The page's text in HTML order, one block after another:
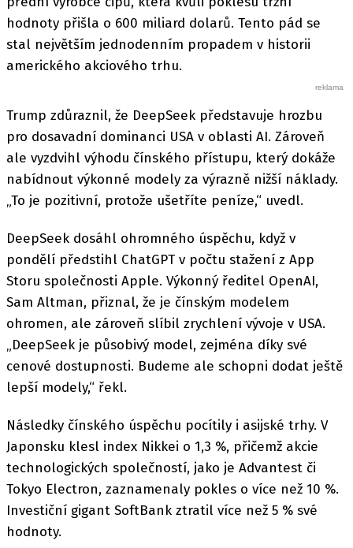
hodnoty přišla o 600 miliard dolarů. Tento pád se
stal největším jednodenním propadem v historii
amerického akciového trhu.
Trump zdůraznil, že DeepSeek představuje hrozbu
pro dosavadní dominanci USA v oblasti AI. Zároveň
ale vyzdvihl výhodu čínského přístupu, který dokáže
nabídnout výkonné modely za výrazně nižší náklady.
„To je pozitivní, protože ušetříte peníze,“ uvedl.
DeepSeek dosáhl ohromného úspěchu, když v
pondělí předstihl ChatGPT v počtu stažení z App
Storu společnosti Apple. Výkonný ředitel OpenAI,
Sam Altman, přiznal, že je čínským modelem
ohromen, ale zároveň slíbil zrychlení vývoje v USA.
„DeepSeek je působivý model, zejména díky své
cenové dostupnosti. Budeme ale schopni dodat ještě
lepší modely,“ řekl.
Následky čínského úspěchu pocítily i asijské trhy. V
Japonsku klesl index Nikkei o 1,3 %, přičemž akcie
technologických společností, jako je Advantest či
Tokyo Electron, zaznamenaly pokles o více než 10 %.
Investiční gigant SoftBank ztratil více než 5 % své
hodnoty.